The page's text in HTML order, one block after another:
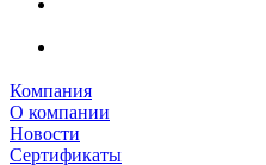
Компания
О компании
Новости
Сертификаты